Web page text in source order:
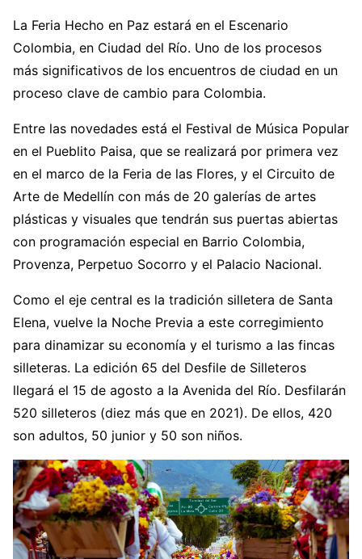
La Feria Hecho en Paz estará en el Escenario
Colombia, en Ciudad del Río. Uno de los procesos
más significativos de los encuentros de ciudad en un
proceso clave de cambio para Colombia.
Entre las novedades está el Festival de Música Popular
en el Pueblito Paisa, que se realizará por primera vez
en el marco de la Feria de las Flores, y el Circuito de
Arte de Medellín con más de 20 galerías de artes
plásticas y visuales que tendrán sus puertas abiertas
con programación especial en Barrio Colombia,
Provenza, Perpetuo Socorro y el Palacio Nacional.
Como el eje central es la tradición silletera de Santa
Elena, vuelve la Noche Previa a este corregimiento
para dinamizar su economía y el turismo a las fincas
silleteras. La edición 65 del Desfile de Silleteros
llegará el 15 de agosto a la Avenida del Río. Desfilarán
520 silleteros (diez más que en 2021). De ellos, 420
son adultos, 50 junior y 50 son niños.